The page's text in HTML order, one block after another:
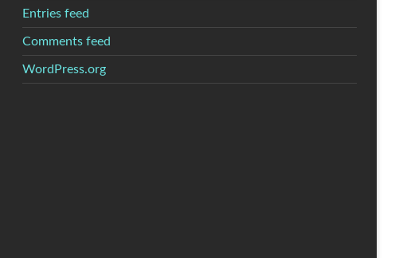
Entries feed
Comments feed
WordPress.org